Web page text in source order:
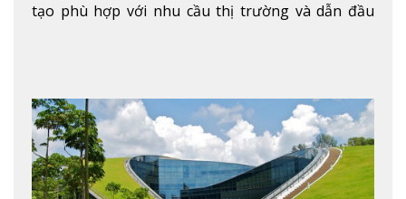
tạo phù hợp với nhu cầu thị trường và dẫn đầu
học tập và nghiên cứu chất lượng nhằm nâng cao
kỹ năng, kiến thức và năng lực của sinh viên và các
đối tác của trườngXem thêm